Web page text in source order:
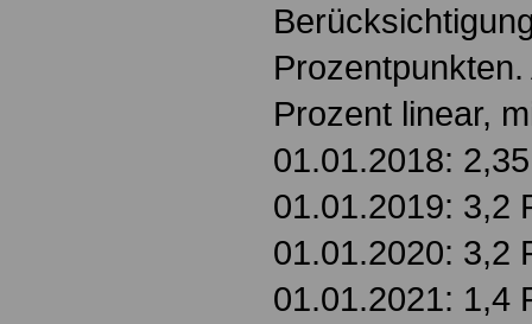
Prozent linear,
01.01.2018:
01.01.2019: 3,2
01.01.2020: 3,2
01.01.2021: 1,4